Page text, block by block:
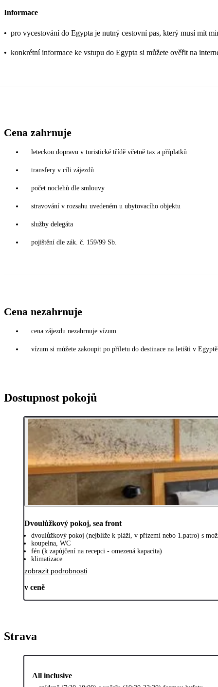
Informace
• pro vycestování do Egypta je nutný cestovní pas, který musí mít
• konkrétní informace ke vstupu do Egypta si můžete ověřit na
Cena zahrnuje
leteckou dopravu v turistické třídě včetně tax a příplatků
transfery v cíli zájezdů
počet noclehů dle smlouvy
stravování v rozsahu uvedeném u ubytovacího objektu
služby delegáta
pojištění dle zák. č. 159/99 Sb.
Cena nezahrnuje
cena zájezdu nezahrnuje vízum
vízum si můžete zakoupit po příletu do destinace na letišti v
Dostupnost pokojů
Dvoulůžkový pokoj, sea front
dvoulůžkový pokoj (nejblíže k pláži, v přízemí nebo 1.patro) s
koupelna, WC
fén (k zapůjčení na recepci - omezená kapacita)
klimatizace
zobrazit podrobnosti
v ceně
Strava
All inclusive